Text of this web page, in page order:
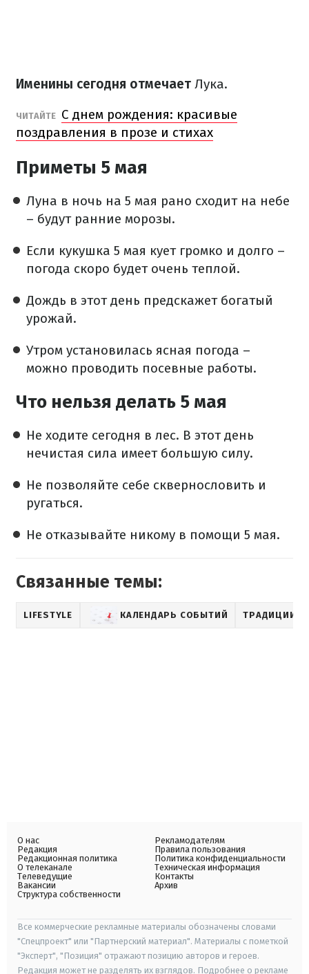
Именины сегодня отмечает Лука.
ЧИТАЙТЕ С днем ​​рождения: красивые
поздравления в прозе и стихах
Приметы 5 мая
Луна в ночь на 5 мая рано сходит на небе
– будут ранние морозы.
Если кукушка 5 мая кует громко и долго –
погода скоро будет очень теплой.
Дождь в этот день предскажет богатый
урожай.
Утром установилась ясная погода –
можно проводить посевные работы.
Что нельзя делать 5 мая
Не ходите сегодня в лес. В этот день
нечистая сила имеет большую силу.
Не позволяйте себе сквернословить и
ругаться.
Не отказывайте никому в помощи 5 мая.
Связанные темы:
LIFESTYLE КАЛЕНДАРЬ СОБЫТИЙ ТРАДИЦИИ
О нас
Редакция
Редакционная политика
О телеканале
Телеведущие
Вакансии
Структура собственности
Рекламодателям
Правила пользования
Политика конфиденциальности
Техническая информация
Контакты
Архив
Все коммерческие рекламные материалы обозначены словами
"Спецпроект" или "Партнерский материал". Материалы с пометкой
"Эксперт", "Позиция" отражают позицию авторов и героев.
Редакция может не разделять их взглядов. Подробнее о рекламе